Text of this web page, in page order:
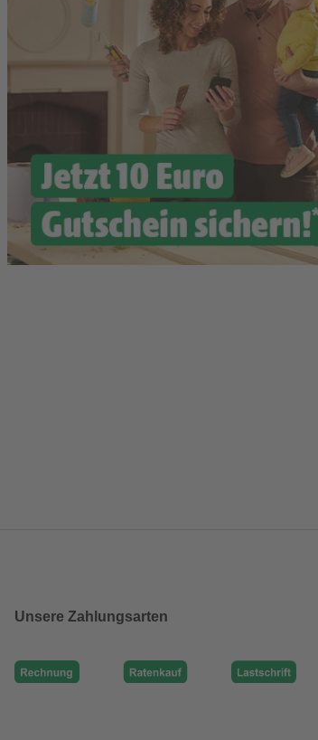
Unsere Zahlungsarten